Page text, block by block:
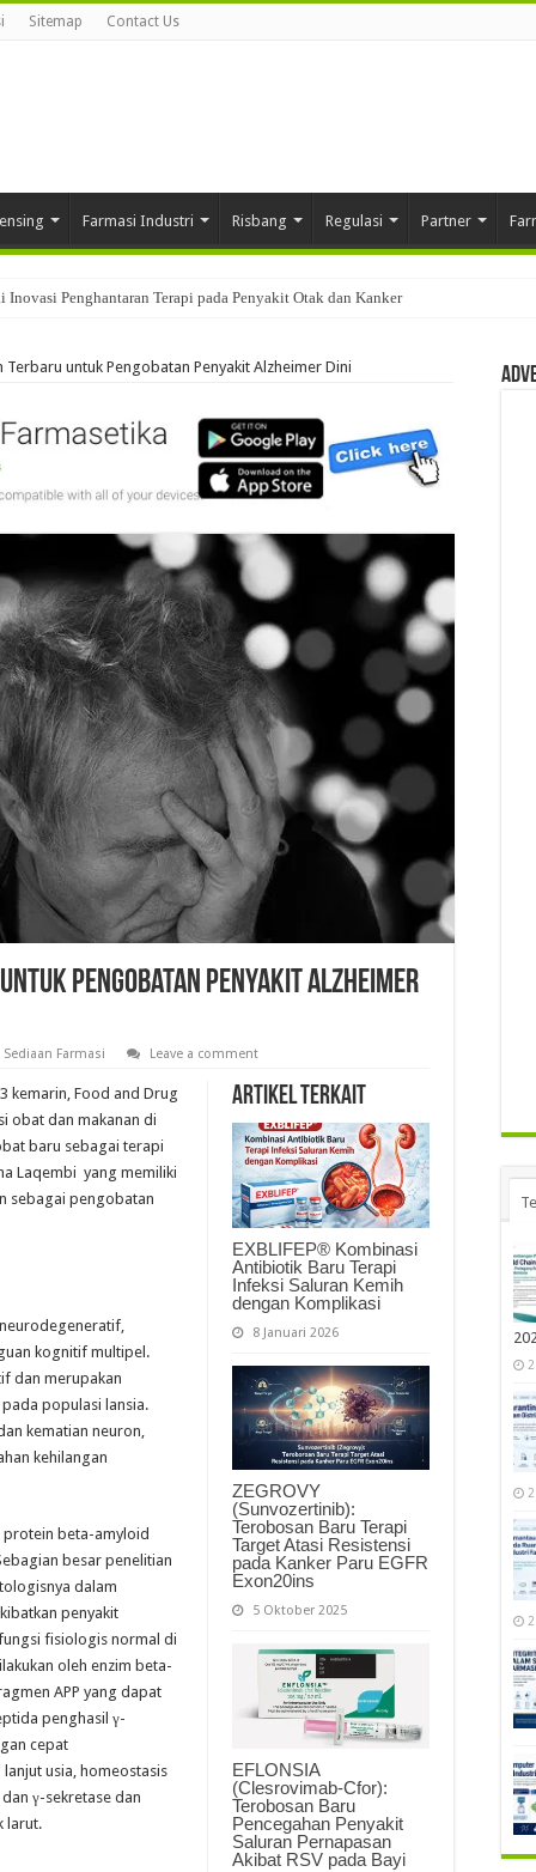
Sitemap Contact Us
Farmasi Industri Risbang Regulasi Partner
Inovasi Penghantaran Terapi pada Penyakit Otak dan Kanker
untuk Pengobatan Penyakit Alzheimer Dini
Pengobatan Penyakit Alzheimer
Sediaan Farmasi Leave a comment
Artikel Terkait
EXBLIFEP® Kombinasi
Antibiotik Baru Terapi
Infeksi Saluran Kemih
dengan Komplikasi
8 Januari 2026
ZEGROVY
(Sunvozertinib):
Terobosan Baru Terapi
Target Atasi Resistensi
pada Kanker Paru EGFR
Exon20ins
5 Oktober 2025
EFLONSIA
(Clesrovimab-Cfor):
Terobosan Baru
Pencegahan Penyakit
Saluran Pernapasan
Akibat RSV pada Bayi
kemarin, Food and Drug
obat dan makanan di
baru sebagai terapi
Laqembi yang memiliki
sebagai pengobatan
kognitif multipel.
dan merupakan
populasi lansia.
kematian neuron,
kehilangan
protein beta-amyloid
besar penelitian
dalam
penyakit
fisiologis normal di
oleh enzim beta-
APP yang dapat
penghasil γ-
cepat
usia, homeostasis
γ-sekretase dan
larut.